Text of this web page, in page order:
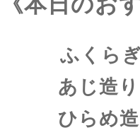
ふくら
あじ
ひら